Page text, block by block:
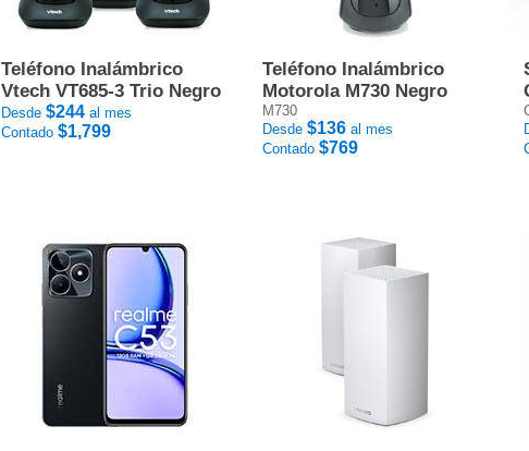
Teléfono Inalámbrico
Vtech VT685-3 Trio Negro
Desde $244 al mes
Contado $1,799
Teléfono Inalámbrico
Motorola M730 Negro
M730
Desde $136 al mes
Contado $769